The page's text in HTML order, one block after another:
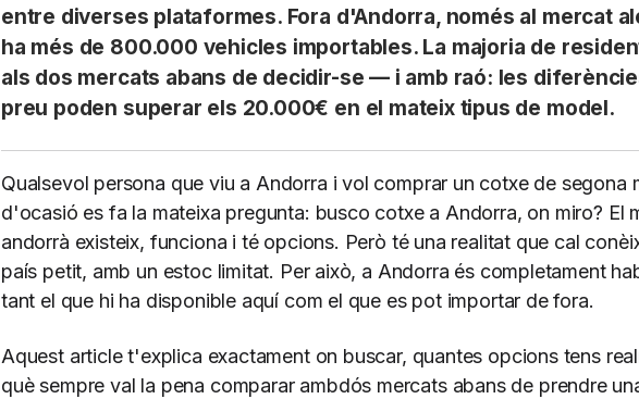
entre diverses plataformes. Fora d'Andorra, només al mercat
ha més de 800.000 vehicles importables. La majoria de
als dos mercats abans de decidir-se — i amb raó: les
preu poden superar els 20.000€ en el mateix tipus de model.
Qualsevol persona que viu a Andorra i vol comprar un cotxe de segona
d'ocasió es fa la mateixa pregunta: busco cotxe a Andorra, on miro? El
andorrà existeix, funciona i té opcions. Però té una realitat que cal
país petit, amb un estoc limitat. Per això, a Andorra és completament
tant el que hi ha disponible aquí com el que es pot importar de fora.
Aquest article t'explica exactament on buscar, quantes opcions tens
què sempre val la pena comparar ambdós mercats abans de prendre